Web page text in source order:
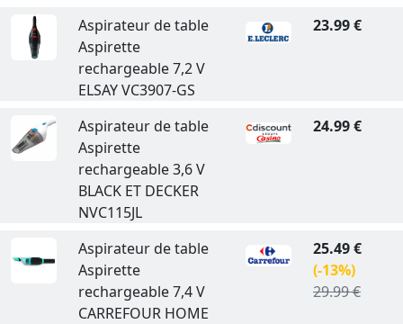
Aspirateur de table
Aspirette
rechargeable 7,2 V
ELSAY VC3907-GS
23.99 €
Aspirateur de table
Aspirette
rechargeable 3,6 V
BLACK ET DECKER
NVC115JL
24.99 €
Aspirateur de table
Aspirette
rechargeable 7,4 V
CARREFOUR HOME
25.49 €
(-13%)
29.99 €